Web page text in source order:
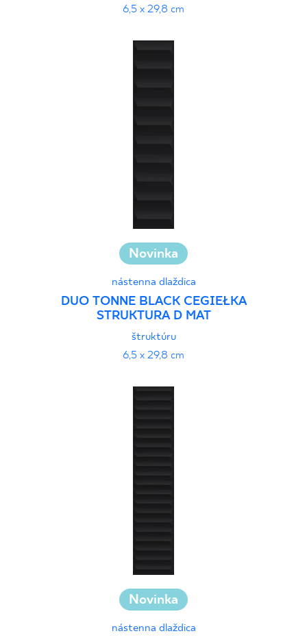
6,5 x 29,8 cm
Novinka
nástenna dlaždica
DUO TONNE BLACK CEGIEŁKA
STRUKTURA D MAT
štruktúru
6,5 x 29,8 cm
Novinka
nástenna dlaždica